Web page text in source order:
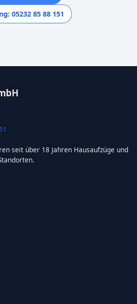
05232 85 88 151
seit über 18 Jahren Hausaufzüge und